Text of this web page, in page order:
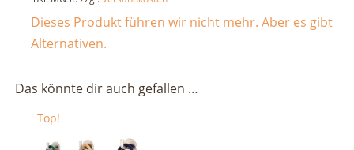
Dieses Produkt führen wir nicht mehr. Aber es gibt
Alternativen.
Das könnte dir auch gefallen …
Top!